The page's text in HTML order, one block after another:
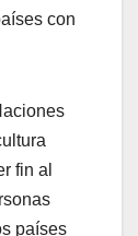
con
fin al
países